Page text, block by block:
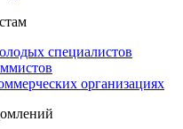
специалистов
организациях